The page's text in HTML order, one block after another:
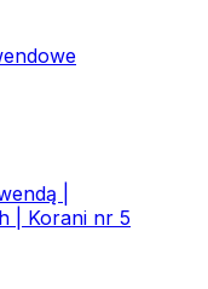
|
| Korani nr 5